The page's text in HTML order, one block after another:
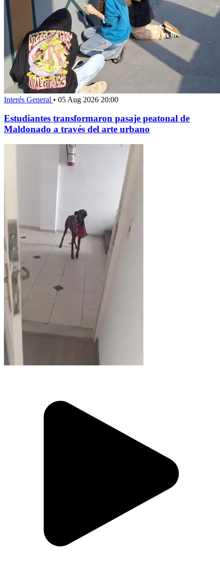
Interés General • 05 Aug 2026 20:00
Estudiantes transformaron pasaje peatonal de
Maldonado a través del arte urbano